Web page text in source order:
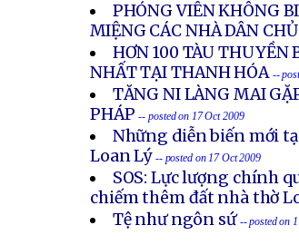
PHÓNG VIÊN KHÔNG
MIỆNG CÁC NHÀ DÂN CHỦ
HƠN 100 TÀU THUYỀN
NHẤT TẠI THANH HÓA --
TĂNG NI LÀNG MAI
PHÁP -- posted on 17 Oct 2009
Những diễn biến mới
Loan Lý -- posted on 17 Oct 2009
SOS: Lực lượng chính
chiếm thêm đất nhà thờ
Tệ như ngôn sứ -- posted on